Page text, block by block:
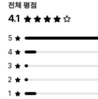
상태 업데이트
전체 평점
4.1
5
4
3
2
1